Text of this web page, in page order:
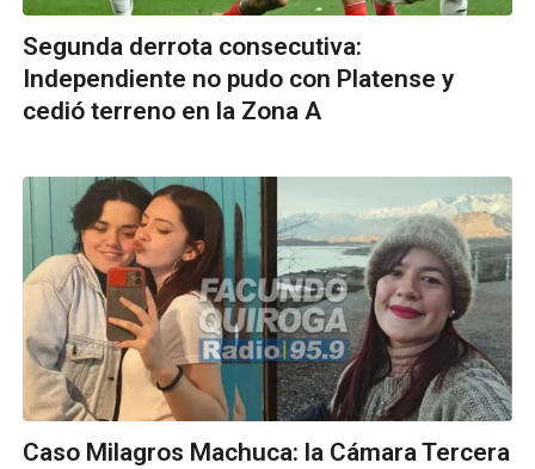
Segunda derrota consecutiva:
Independiente no pudo con Platense y
cedió terreno en la Zona A
Caso Milagros Machuca: la Cámara Tercera